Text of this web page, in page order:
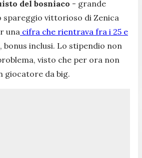
del bosniaco - grande
vittorioso di Zenica
una cifra che rientrava fra i 25 e
, bonus inclusi. Lo stipendio non
visto che per ora non
giocatore da big.